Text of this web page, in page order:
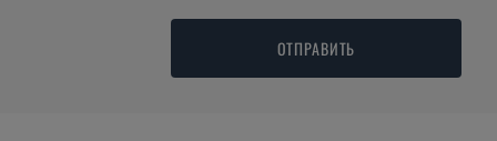
ОТПРАВИТЬ